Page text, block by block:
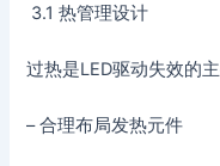
3.1 热管理设计
过热是LED驱动失效的
– 合理布局发热元件